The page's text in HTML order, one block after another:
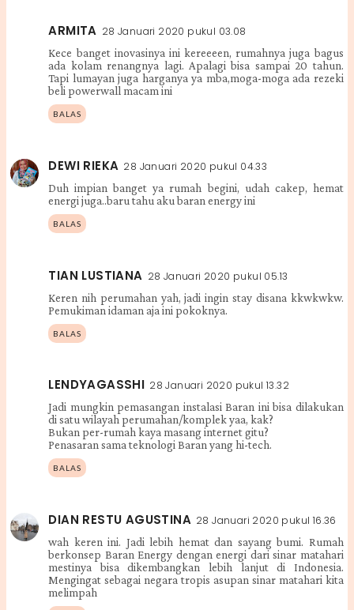
ARMITA 28 Januari 2020 pukul 03.08
Kece banget inovasinya ini kereeeen, rumahnya juga bagus
ada kolam renangnya lagi. Apalagi bisa sampai 20 tahun.
Tapi lumayan juga harganya ya mba,moga-moga ada rezeki
beli powerwall macam ini
BALAS
DEWI RIEKA 28 Januari 2020 pukul 04.33
Duh impian banget ya rumah begini, udah cakep, hemat
energi juga..baru tahu aku baran energy ini
BALAS
TIAN LUSTIANA 28 Januari 2020 pukul 05.13
Keren nih perumahan yah, jadi ingin stay disana kkwkwkw.
Pemukiman idaman aja ini pokoknya.
BALAS
LENDYAGASSHI 28 Januari 2020 pukul 13.32
Jadi mungkin pemasangan instalasi Baran ini bisa dilakukan
di satu wilayah perumahan/komplek yaa, kak?
Bukan per-rumah kaya masang internet gitu?
Penasaran sama teknologi Baran yang hi-tech.
BALAS
DIAN RESTU AGUSTINA 28 Januari 2020 pukul 16.36
wah keren ini. Jadi lebih hemat dan sayang bumi. Rumah
berkonsep Baran Energy dengan energi dari sinar matahari
mestinya bisa dikembangkan lebih lanjut di Indonesia.
Mengingat sebagai negara tropis asupan sinar matahari kita
melimpah